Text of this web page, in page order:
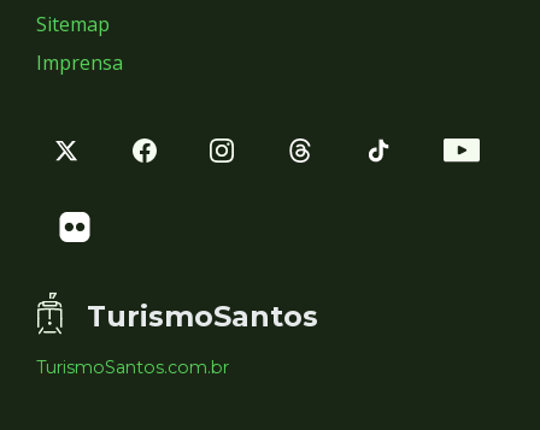
Sitemap
Imprensa
TurismoSantos
TurismoSantos.com.br